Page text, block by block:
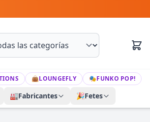
👜LOUNGEFLY 🎭FUNKO POP!
🏭Fabricantes 🎉Fetes